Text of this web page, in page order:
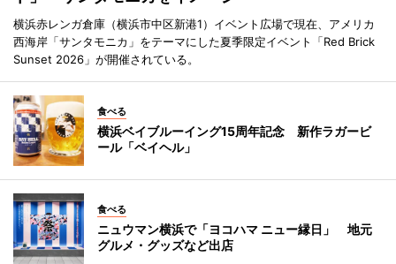
横浜赤レンガ倉庫（横浜市中区新港1）イベント広場で現在、アメリカ
西海岸「サンタモニカ」をテーマにした夏季限定イベント「Red Brick
Sunset 2026」が開催されている。
食べる
横浜ベイブルーイング15周年記念 新作ラガービ
ール「ベイヘル」
食べる
ニュウマン横浜で「ヨコハマ ニュー縁日」 地元
グルメ・グッズなど出店